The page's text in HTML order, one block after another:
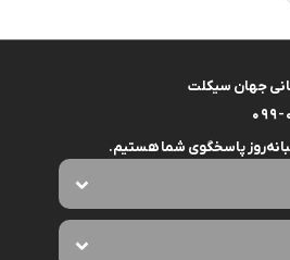
جهان سیکلت
099-